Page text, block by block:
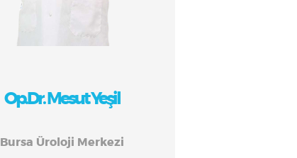
Op.Dr. Mesut Yeşil
Bursa Üroloji Merkezi